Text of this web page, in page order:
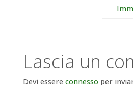
Lascia un
Devi essere connesso per